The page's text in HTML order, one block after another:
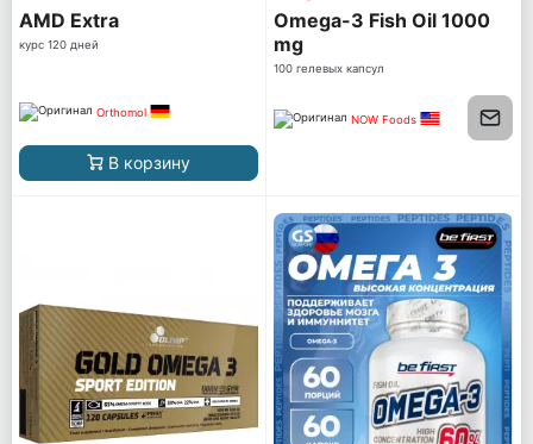
AМD Extra
курс 120 дней
Orthomol
В корзину
Omega-3 Fish Oil 1000
mg
100 гелевых капсул
NOW Foods